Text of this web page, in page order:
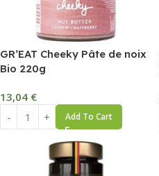
GR’EAT Cheeky Pâte de noix
Bio 220g
13,04 €
Add To Cart